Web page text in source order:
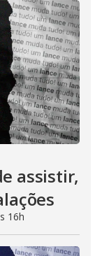
assistir,
16h